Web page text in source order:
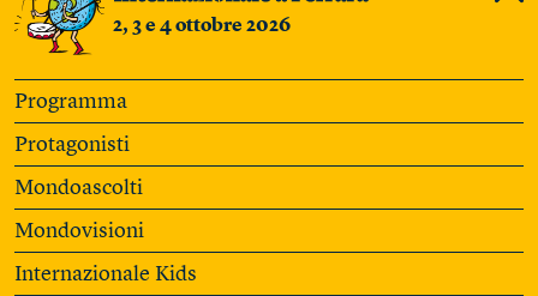
2, 3 e 4 ottobre 2026
Programma
Protagonisti
Mondoascolti
Mondovisioni
Internazionale Kids